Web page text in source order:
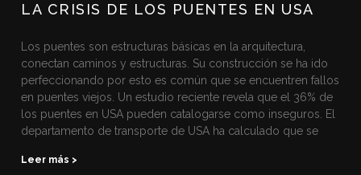
LA CRISIS DE LOS PUENTES EN USA
Los puentes son estructuras básicas en la arquitectura,
conectan caminos y estructuras. Su construcción se ha ido
perfeccionando por esto es común que se encuentren fallos
en puentes viejos. Un estudio reciente revela que el 36% de
los puentes en USA pueden catalogarse como inseguros. El
departamento de transporte de USA ha calculado que se
Leer más >